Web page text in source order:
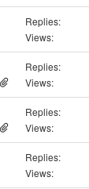
Replies:
Views:
Replies:
Views:
Replies:
Views:
Replies:
Views: